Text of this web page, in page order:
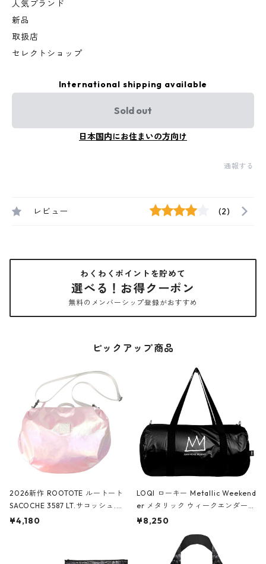
人気ブランド
新品
取扱店
セレクトショップ
International shipping available
Sold out
日本国内にお住まいの方向け
通報する
レビュー (2)
わくわくポイントを貯めて
選べる！お得クーポン
無料のメンバーシップ登録がおすすめ
ピックアップ商品
2026新作 ROOTOTE ルートート
SACOCHE 3587 LT.サコッシュ.ル
ミエ-B ショルダーバッグ グロスピ
¥4,180
LOQI ローキー Metallic Weekend
er メタリック ウィークエンダー
ボストンバッグ ショルダーバッグ
Black ジャン=ミッシェル・バスキ
ア/クラウン ブラック
¥8,250